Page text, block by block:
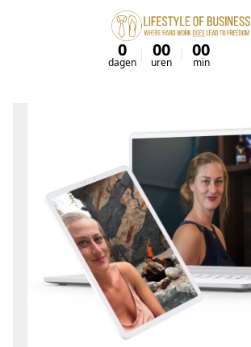
0
dagen
00
uren
00
min